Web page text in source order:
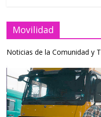
Movilidad
Noticias de la Comunidad y